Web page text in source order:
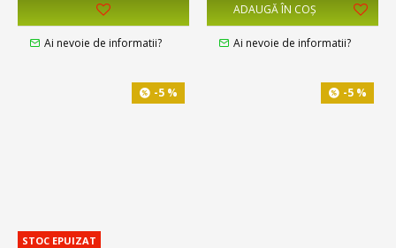
Ai nevoie de informatii?
ADAUGĂ ÎN COŞ
Ai nevoie de informatii?
-5 %
STOC EPUIZAT
-5 %